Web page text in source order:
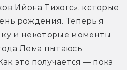
Ийона Тихого», которые
рождения. Теперь я
и некоторые моменты
Лема пытаюсь
это получается — пока